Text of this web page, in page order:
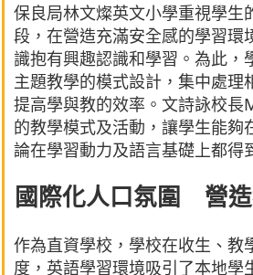
保良局林文燦英文小學重視學生
段，在營造充滿安全感的學習環
識抱有興趣認識和學習。為此，
主題教學的模式設計，集中處理
提高學與教的效率。文詩詠校長
的教學模式及活動，讓學生能夠
論在學習動力及語言基礎上都得
國際化人口氛圍 營
作為直資學校，學校在收生、教
度，英語學習環境吸引了本地學